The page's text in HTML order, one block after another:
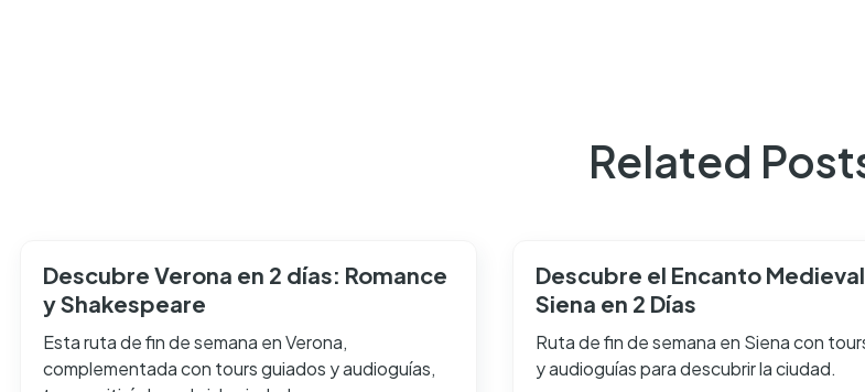
Related
Descubre Verona en 2 días: Romance
y Shakespeare
Esta ruta de fin de semana en Verona,
complementada con tours guiados y audioguías,
Descubre el Encanto
Siena en 2 Días
Ruta de fin de semana en Siena con
y audioguías para descubrir la ciudad.